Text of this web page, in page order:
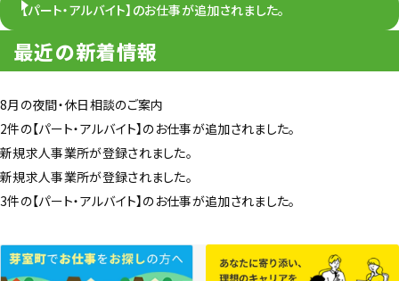
【パート・アルバイト】のお仕事が追加されました。
最近の新着情報
8月の夜間・休日相談のご案内
2件の【パート・アルバイト】のお仕事が追加されました。
新規求人事業所が登録されました。
新規求人事業所が登録されました。
3件の【パート・アルバイト】のお仕事が追加されました。